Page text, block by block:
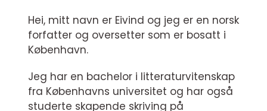
Hei, mitt navn er Eivind og jeg er en norsk
forfatter og oversetter som er bosatt i
København.
Jeg har en bachelor i litteraturvitenskap
fra Københavns universitet og har også
studerte skapende skriving på